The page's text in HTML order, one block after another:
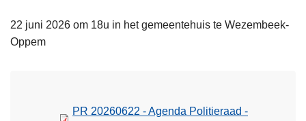
22 juni 2026 om 18u in het gemeentehuis te Wezembeek-
Oppem
PR 20260622 - Agenda Politieraad -